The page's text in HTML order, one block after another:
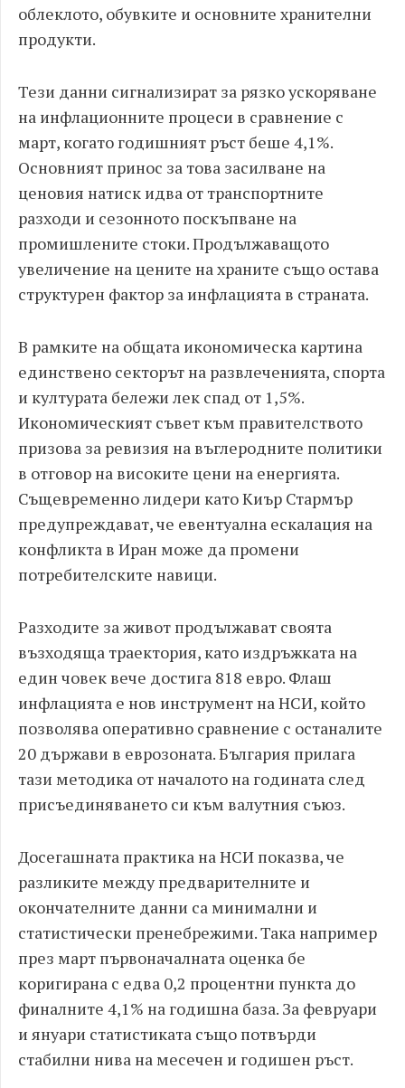
облеклото, обувките и основните хранителни
продукти.
Тези данни сигнализират за рязко ускоряване
на инфлационните процеси в сравнение с
март, когато годишният ръст беше 4,1%.
Основният принос за това засилване на
ценовия натиск идва от транспортните
разходи и сезонното поскъпване на
промишлените стоки. Продължаващото
увеличение на цените на храните също остава
структурен фактор за инфлацията в страната.
В рамките на общата икономическа картина
единствено секторът на развлеченията, спорта
и културата бележи лек спад от 1,5%.
Икономическият съвет към правителството
призова за ревизия на въглеродните политики
в отговор на високите цени на енергията.
Същевременно лидери като Киър Стармър
предупреждават, че евентуална ескалация на
конфликта в Иран може да промени
потребителските навици.
Разходите за живот продължават своята
възходяща траектория, като издръжката на
един човек вече достига 818 евро. Флаш
инфлацията е нов инструмент на НСИ, който
позволява оперативно сравнение с останалите
20 държави в еврозоната. България прилага
тази методика от началото на годината след
присъединяването си към валутния съюз.
Досегашната практика на НСИ показва, че
разликите между предварителните и
окончателните данни са минимални и
статистически пренебрежими. Така например
през март първоначалната оценка бе
коригирана с едва 0,2 процентни пункта до
финалните 4,1% на годишна база. За февруари
и януари статистиката също потвърди
стабилни нива на месечен и годишен ръст.